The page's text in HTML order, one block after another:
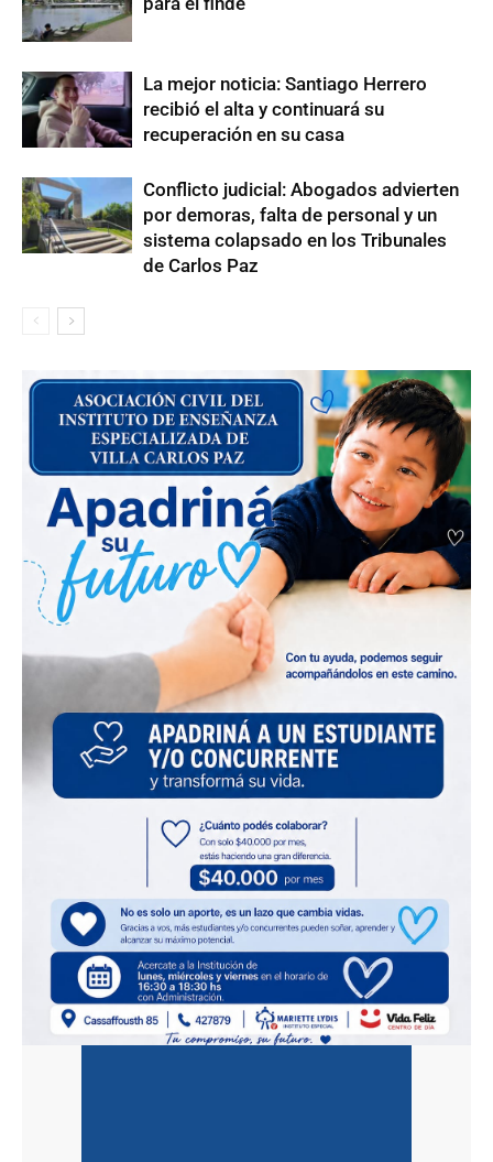
La mejor noticia: Santiago Herrero
recibió el alta y continuará su
recuperación en su casa
Conflicto judicial: Abogados advierten
por demoras, falta de personal y un
sistema colapsado en los Tribunales
de Carlos Paz